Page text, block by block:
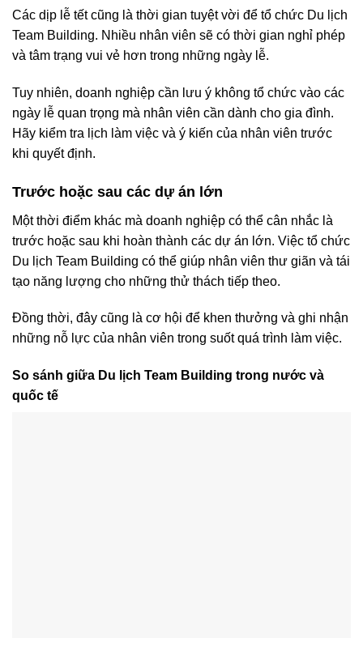
Các dịp lễ tết cũng là thời gian tuyệt vời để tổ chức Du lịch
Team Building. Nhiều nhân viên sẽ có thời gian nghỉ phép
và tâm trạng vui vẻ hơn trong những ngày lễ.
Tuy nhiên, doanh nghiệp cần lưu ý không tổ chức vào các
ngày lễ quan trọng mà nhân viên cần dành cho gia đình.
Hãy kiểm tra lịch làm việc và ý kiến của nhân viên trước
khi quyết định.
Trước hoặc sau các dự án lớn
Một thời điểm khác mà doanh nghiệp có thể cân nhắc là
trước hoặc sau khi hoàn thành các dự án lớn. Việc tổ chức
Du lịch Team Building có thể giúp nhân viên thư giãn và tái
tạo năng lượng cho những thử thách tiếp theo.
Đồng thời, đây cũng là cơ hội để khen thưởng và ghi nhận
những nỗ lực của nhân viên trong suốt quá trình làm việc.
So sánh giữa Du lịch Team Building trong nước và
quốc tế